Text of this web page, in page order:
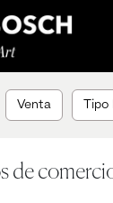
Venta
de